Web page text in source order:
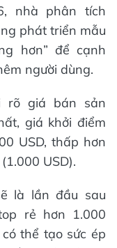
nhà phân tích
phát triển mẫu
hơn” để cạnh
người dùng.
rõ giá bán sản
giá khởi điểm
USD, thấp hơn
USD).
là lần đầu sau
rẻ hơn 1.000
thể tạo sức ép